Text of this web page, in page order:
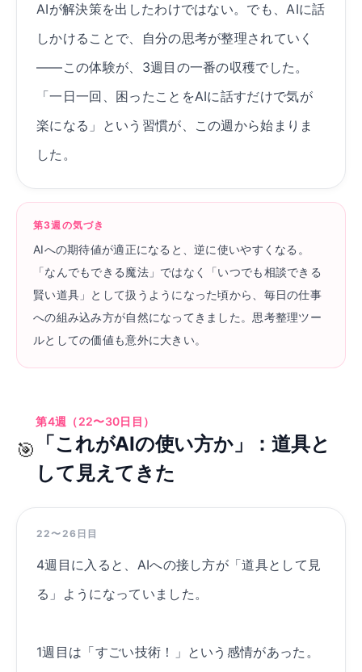
AIが解決策を出したわけではない。でも、AIに話
しかけることで、自分の思考が整理されていく
——この体験が、3週目の一番の収穫でした。
「一日一回、困ったことをAIに話すだけで気が
楽になる」という習慣が、この週から始まりま
した。
第3週の気づき
AIへの期待値が適正になると、逆に使いやすくなる。
「なんでもできる魔法」ではなく「いつでも相談できる
賢い道具」として扱うようになった頃から、毎日の仕事
への組み込み方が自然になってきました。思考整理ツー
ルとしての価値も意外に大きい。
🎯
第4週（22〜30日目）
「これがAIの使い方か」：道具と
して見えてきた
22〜26日目
4週目に入ると、AIへの接し方が「道具として見
る」ようになっていました。
1週目は「すごい技術！」という感情があった。